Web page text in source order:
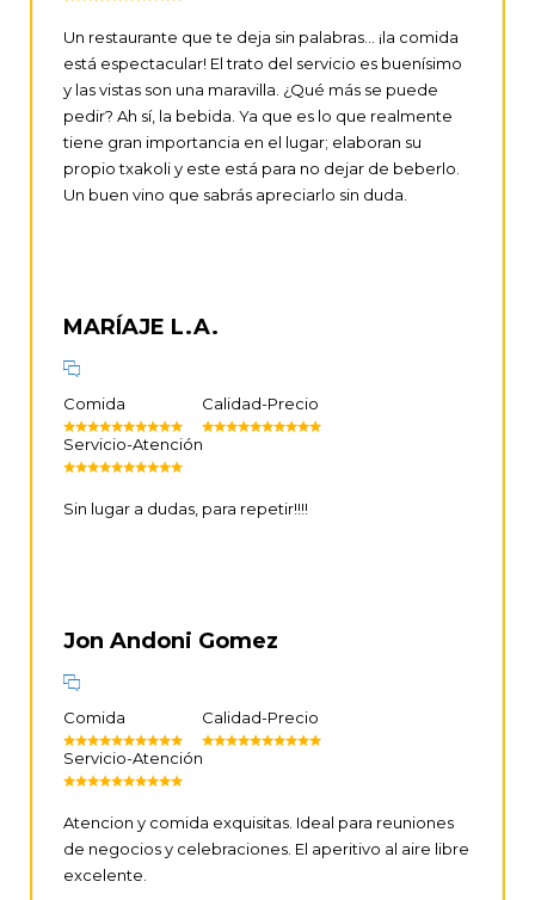
Un restaurante que te deja sin palabras… ¡la comida
está espectacular! El trato del servicio es buenísimo
y las vistas son una maravilla. ¿Qué más se puede
pedir? Ah sí, la bebida. Ya que es lo que realmente
tiene gran importancia en el lugar; elaboran su
propio txakoli y este está para no dejar de beberlo.
Un buen vino que sabrás apreciarlo sin duda.
MARÍAJE L.A.
Comida Calidad-Precio
Servicio-Atención
Sin lugar a dudas, para repetir!!!!
Jon Andoni Gomez
Comida Calidad-Precio
Servicio-Atención
Atencion y comida exquisitas. Ideal para reuniones
de negocios y celebraciones. El aperitivo al aire libre
excelente.